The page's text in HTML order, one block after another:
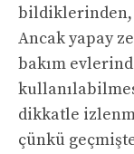
Ancak yapay
bakım
dikkatle
çünkü